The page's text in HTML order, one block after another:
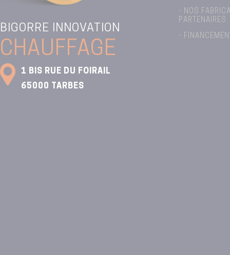
BIGORRE INNOVATION
CHAUFFAGE
1 BIS RUE DU FOIRAIL
65000
TARBES
- NOS
PARTENAIRES
-